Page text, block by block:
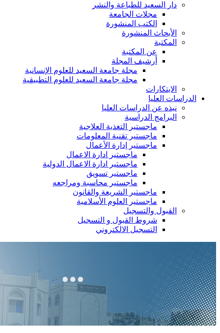
دار السعيد للطباعة والنشر
مجلات الجامعة
الكتب المنشورة
الأبحاث المنشورة
المكتبة
عن المكتبة
أرشيف المجلة
مجلة جامعة السعيد للعلوم الإنسانية
مجلة جامعة السعيد للعلوم التطبيقية
الابتكارات
الدراسات العليا
نبذه عن الدراسات العليا
البرامج الدراسية
ماجستير التغذية العلاجية
ماجستير تقنية المعلومات
ماجستير إدارة الأعمال
ماجستير ادارة الاعمال
ماجستير ادارة الاعمال الدولية
ماجستير تسويق
ماجستير محاسبة ومراجعه
ماجستير الشريعة والقانون
ماجستير العلوم الأسلامية
القبول والتسجيل
شروط القبول و التسجيل
التسجيل الالكتروني